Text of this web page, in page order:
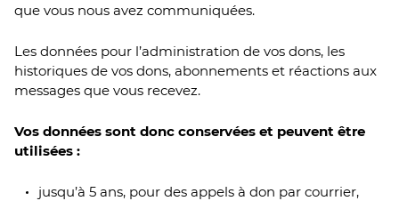
que vous nous avez communiquées.
Les données pour l’administration de vos dons, les
historiques de vos dons, abonnements et réactions aux
messages que vous recevez.
Vos données sont donc conservées et peuvent être
utilisées :
jusqu’à 5 ans, pour des appels à don par courrier,